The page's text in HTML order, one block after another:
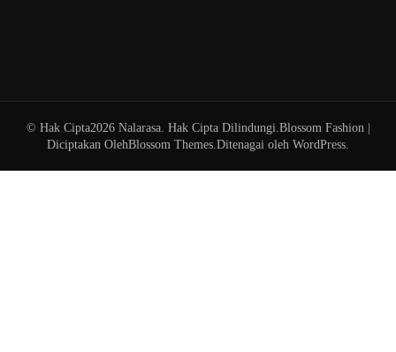
© Hak Cipta2026 Nalarasa. Hak Cipta Dilindungi. Blossom Fashion |
Diciptakan OlehBlossom Themes .Ditenagai oleh WordPress